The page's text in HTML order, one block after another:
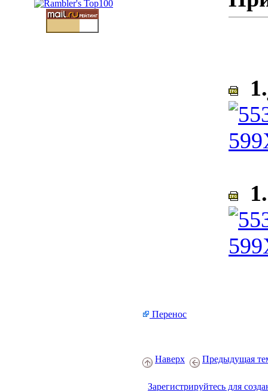
Перенос
Наверх Предыдущая
Зарегистрируйтесь для